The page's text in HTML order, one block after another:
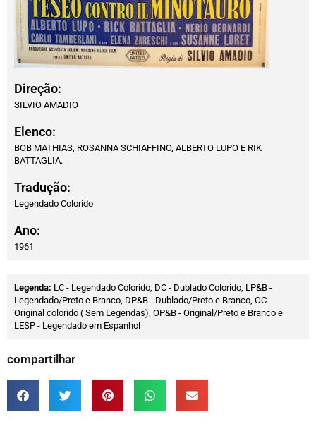
Direção:
SILVIO AMADIO
Elenco:
BOB MATHIAS, ROSANNA SCHIAFFINO, ALBERTO LUPO E RIK
BATTAGLIA.
Tradução:
Legendado Colorido
Ano:
1961
Legenda: LC - Legendado Colorido, DC - Dublado Colorido, LP&B -
Legendado/Preto e Branco, DP&B - Dublado/Preto e Branco, OC -
Original colorido ( Sem Legendas), OP&B - Original/Preto e Branco e
LESP - Legendado em Espanhol
compartilhar